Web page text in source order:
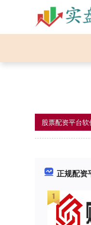
股票配资平台软
正规配资